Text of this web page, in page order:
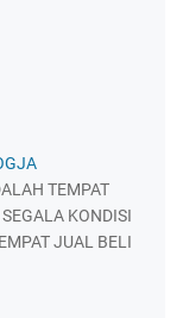
TEMPAT
KONDISI
JUAL BELI